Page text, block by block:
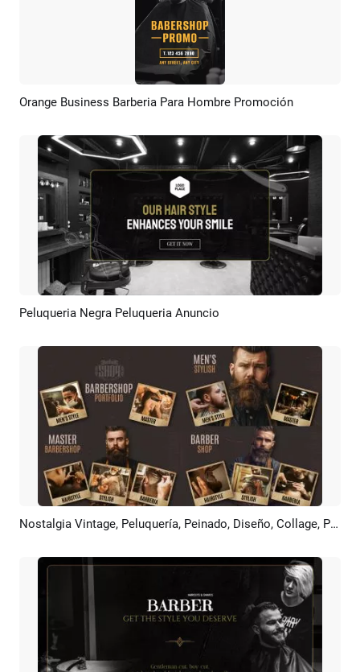
Previsualizar Crear IA
Orange Business Barberia Para Hombre Promoción
Previsualizar Crear IA
Peluqueria Negra Peluqueria Anuncio
Previsualizar Crear IA Nostalgia Vintage, Peluquería, Peinado, Diseño, Collage, Promoción